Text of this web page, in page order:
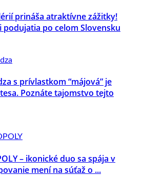
prináša atraktívne zážitky!
podujatia po celom Slovensku
s prívlastkom “májová” je
Poznáte tajomstvo tejto
– ikonické duo sa spája v
mení na súťaž o ...